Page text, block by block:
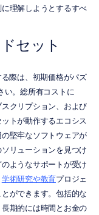
理解しようとするすべ
セット
際は、初期価格がパズ
い。総所有コストに
クリプション、および
トが動作するエコシス
堅牢なソフトウェアが
リューションを見つけ
ようなサポートが受け
学術研究や教育プロジェ
ができます。包括的な
期的には時間とお金の